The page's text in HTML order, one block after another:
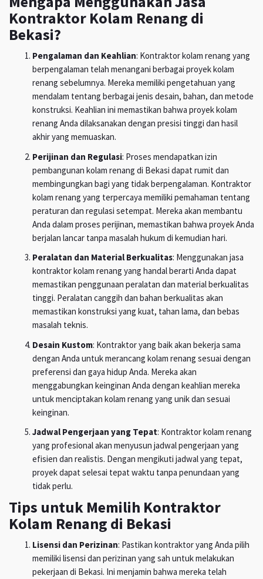
Kontraktor Kolam Renang di
Bekasi?
Pengalaman dan Keahlian: Kontraktor kolam renang yang
berpengalaman telah menangani berbagai proyek kolam
renang sebelumnya. Mereka memiliki pengetahuan yang
mendalam tentang berbagai jenis desain, bahan, dan metode
konstruksi. Keahlian ini memastikan bahwa proyek kolam
renang Anda dilaksanakan dengan presisi tinggi dan hasil
akhir yang memuaskan.
Perijinan dan Regulasi: Proses mendapatkan izin
pembangunan kolam renang di Bekasi dapat rumit dan
membingungkan bagi yang tidak berpengalaman. Kontraktor
kolam renang yang terpercaya memiliki pemahaman tentang
peraturan dan regulasi setempat. Mereka akan membantu
Anda dalam proses perijinan, memastikan bahwa proyek Anda
berjalan lancar tanpa masalah hukum di kemudian hari.
Peralatan dan Material Berkualitas: Menggunakan jasa
kontraktor kolam renang yang handal berarti Anda dapat
memastikan penggunaan peralatan dan material berkualitas
tinggi. Peralatan canggih dan bahan berkualitas akan
memastikan konstruksi yang kuat, tahan lama, dan bebas
masalah teknis.
Desain Kustom: Kontraktor yang baik akan bekerja sama
dengan Anda untuk merancang kolam renang sesuai dengan
preferensi dan gaya hidup Anda. Mereka akan
menggabungkan keinginan Anda dengan keahlian mereka
untuk menciptakan kolam renang yang unik dan sesuai
keinginan.
Jadwal Pengerjaan yang Tepat: Kontraktor kolam renang
yang profesional akan menyusun jadwal pengerjaan yang
efisien dan realistis. Dengan mengikuti jadwal yang tepat,
proyek dapat selesai tepat waktu tanpa penundaan yang
tidak perlu.
Tips untuk Memilih Kontraktor
Kolam Renang di Bekasi
Lisensi dan Perizinan: Pastikan kontraktor yang Anda pilih
memiliki lisensi dan perizinan yang sah untuk melakukan
pekerjaan di Bekasi. Ini menjamin bahwa mereka telah